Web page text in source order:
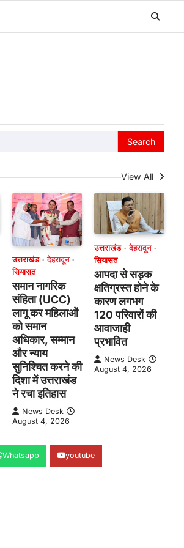
View All
उत्तराखंड
देहरादून
सियासत
समान नागरिक
संहिता (UCC)
लागू कर महिलाओं
को समान
अधिकार, सम्मान
और न्याय
सुनिश्चित करने की
दिशा में उत्तराखंड
ने रचा इतिहास
News Desk
August 4, 2026
उत्तराखंड
देहरादून
सियासत
आपदा से सड़क
क्षतिग्रस्त होने के
कारण लगभग
120 परिवारों की
आवाजाही
प्रभावित
News Desk
August 4, 2026
Whatsapp youtube